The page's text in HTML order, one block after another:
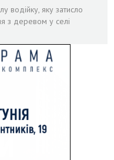
водійку, яку затисло
з деревом у селі